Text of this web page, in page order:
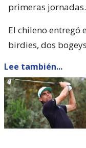
primeras jornadas.
El chileno entregó
birdies, dos
Lee también...